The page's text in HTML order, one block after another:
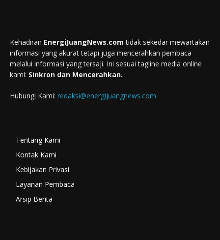
Kehadiran EnergiJuangNews.com tidak sekedar mewartakan
informasi yang akurat tetapi juga mencerahkan pembaca
melalui informasi yang tersaji. Ini sesuai tagline media online
kami: Sinkron dan Mencerahkan.
Hubungi Kami: redaksi@energijuangnews.com
Tentang Kami
Kontak Kami
Kebijakan Privasi
Layanan Pembaca
Arsip Berita